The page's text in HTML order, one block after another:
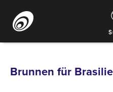
InhaltBrunnen für